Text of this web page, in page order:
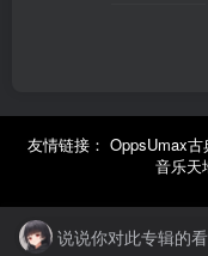
友情链接： OppsUmax古
音乐天
说说你对此专辑的看